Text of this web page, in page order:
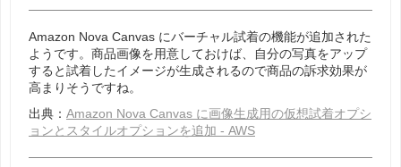
Amazon Nova Canvas にバーチャル試着の機能が追加された
ようです。商品画像を用意しておけば、自分の写真をアップ
すると試着したイメージが生成されるので商品の訴求効果が
高まりそうですね。
出典： Amazon Nova Canvas に画像生成用の仮想試着オプシ
ョンとスタイルオプションを追加 - AWS